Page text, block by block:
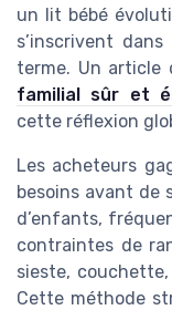
un lit bébé
s’inscrivent
terme. Un article
familial sûr et
cette réflexion
Les acheteurs
besoins avant de
d’enfants,
contraintes de
sieste,
Cette méthode